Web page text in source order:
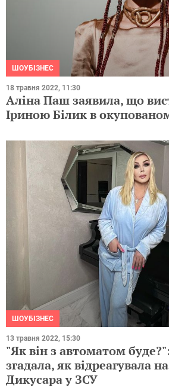
ШОУБІЗНЕС
18 травня 2022, 11:30
Аліна Паш заявила, що
Іриною Білик в
ШОУБІЗНЕС
13 травня 2022, 15:30
"Як він з автоматом
згадала, як відреагувала
Дикусара у ЗСУ